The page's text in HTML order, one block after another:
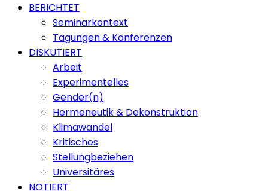
BERICHTET
Seminarkontext
Tagungen & Konferenzen
DISKUTIERT
Arbeit
Experimentelles
Gender(n)
Hermeneutik & Dekonstruktion
Klimawandel
Kritisches
Stellungbeziehen
Universitäres
NOTIERT